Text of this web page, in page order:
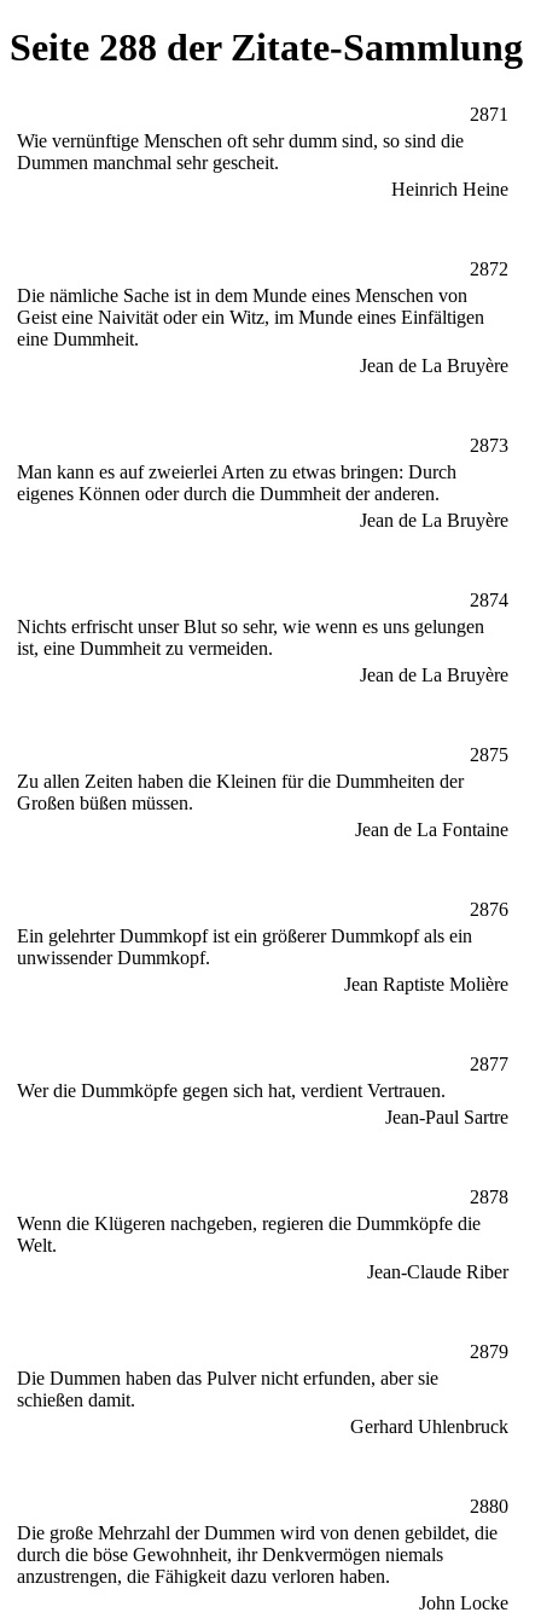
Seite 288 der Zitate-Sammlung
2871
Wie vernünftige Menschen oft sehr dumm sind, so sind die
Dummen manchmal sehr gescheit.
Heinrich Heine
2872
Die nämliche Sache ist in dem Munde eines Menschen von
Geist eine Naivität oder ein Witz, im Munde eines Einfältigen
eine Dummheit.
Jean de La Bruyère
2873
Man kann es auf zweierlei Arten zu etwas bringen: Durch
eigenes Können oder durch die Dummheit der anderen.
Jean de La Bruyère
2874
Nichts erfrischt unser Blut so sehr, wie wenn es uns gelungen
ist, eine Dummheit zu vermeiden.
Jean de La Bruyère
2875
Zu allen Zeiten haben die Kleinen für die Dummheiten der
Großen büßen müssen.
Jean de La Fontaine
2876
Ein gelehrter Dummkopf ist ein größerer Dummkopf als ein
unwissender Dummkopf.
Jean Raptiste Molière
2877
Wer die Dummköpfe gegen sich hat, verdient Vertrauen.
Jean-Paul Sartre
2878
Wenn die Klügeren nachgeben, regieren die Dummköpfe die
Welt.
Jean-Claude Riber
2879
Die Dummen haben das Pulver nicht erfunden, aber sie
schießen damit.
Gerhard Uhlenbruck
2880
Die große Mehrzahl der Dummen wird von denen gebildet, die
durch die böse Gewohnheit, ihr Denkvermögen niemals
anzustrengen, die Fähigkeit dazu verloren haben.
John Locke